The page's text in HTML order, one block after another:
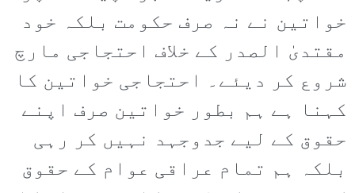
خواتین نے نہ صرف حکومت بلکہ خود
مقتدیٰ الصدر کے خلاف احتجاجی مارچ
شروع کر دیئے۔ احتجاجی خواتین کا
کہنا ہے ہم بطور خواتین صرف اپنے
حقوق کے لیے جدوجہد نہیں کر رہی
بلکہ ہم تمام عراقی عوام کے حقوق